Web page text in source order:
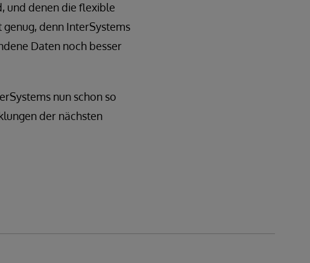
und denen die flexible
denn InterSystems
Daten noch besser
nun schon so
der nächsten